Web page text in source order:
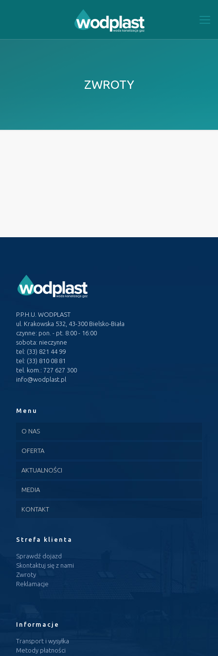
ZWROTY
P.P.H.U. WODPLAST
ul. Krakowska 532, 43-300 Bielsko-Biała
czynne: pon. - pt. 8:00 - 16:00
sobota: nieczynne
tel: (33) 821 44 99
tel: (33) 810 08 81
tel. kom.: 727 627 300
info@wodplast.pl
Menu
O NAS
OFERTA
AKTUALNOŚCI
MEDIA
KONTAKT
Strefa klienta
Sprawdź dojazd
Skontaktuj się z nami
Zwroty
Reklamacje
Informacje
Transport i wysyłka
Metody płatności